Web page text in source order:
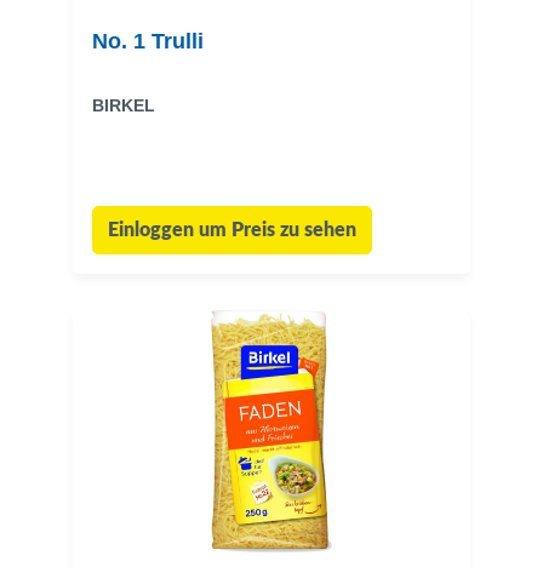
No. 1 Trulli
BIRKEL
Einloggen um Preis zu sehen